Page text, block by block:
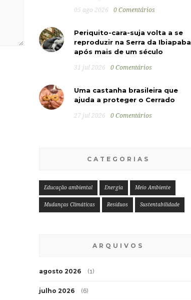
05 ago 2026 0 Comentários
Periquito-cara-suja volta a se
reproduzir na Serra da Ibiapaba
após mais de um século
31 jul 2026 0 Comentários
Uma castanha brasileira que
ajuda a proteger o Cerrado
27 jul 2026 0 Comentários
CATEGORIAS
Educação ambiental Energia Meio Ambiente
Mudanças Climáticas Resíduos Sustentabilidade
ARQUIVOS
agosto 2026 (1)
julho 2026 (6)